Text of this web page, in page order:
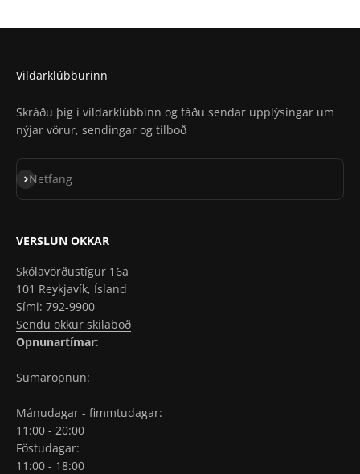
Staðsetning í Apple Maps
Vildarklúbburinn
Skráðu þig í vildarklúbbinn og fáðu sendar upplýsingar um
nýjar vörur, sendingar og tilboð
Netfang
Skrá á póstlista
VERSLUN OKKAR
Skólavörðustígur 16a
101 Reykjavík, Ísland
Sími: 792-9900
Sendu okkur skilaboð
Opnunartímar:
Sumaropnun:
Mánudagar - fimmtudagar:
11:00 - 20:00
Föstudagar:
11:00 - 18:00